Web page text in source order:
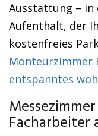
Ausstattung – in
Aufenthalt, der
kostenfreies
Monteurzimmer
entspanntes
Facharbeiter